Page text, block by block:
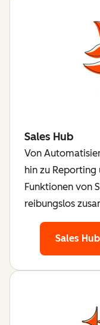
Sales Hub
Von
hin zu Reporting
Funktionen von
reibungslos
Sales